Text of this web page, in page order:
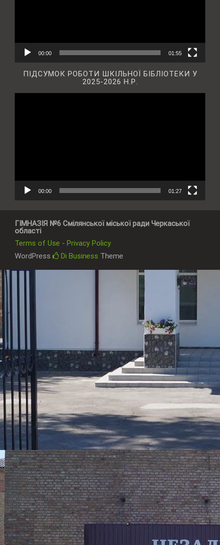
00:00 01:55
ПІДСУМОК РОБОТИ ШКІЛЬНОЇ БІБЛІОТЕКИ У
2025-2026 Н.Р.
00:00 01:27
ГІМНАЗІЯ №6 Смілянської міської ради Черкаської
області
Terms of Use - Privacy Policy
WordPress
Di Business Theme